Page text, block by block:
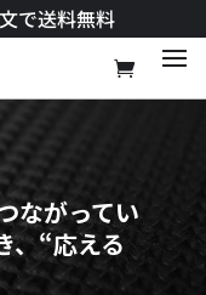
で送料無料​
ながってい
、“応える